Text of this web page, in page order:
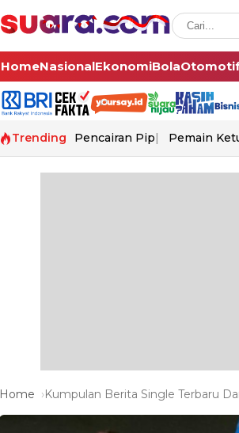
HomeNasionalEkonomiBola
Trending Pencairan Pip Pemain
Home Kumpulan Berita Single Terbaru